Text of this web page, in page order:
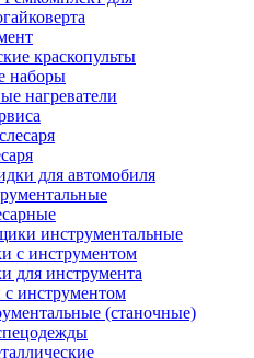
краскопульты
наборы
нагреватели
для автомобиля
инструментальные
с инструментом
для инструмента
инструментом
(станочные)